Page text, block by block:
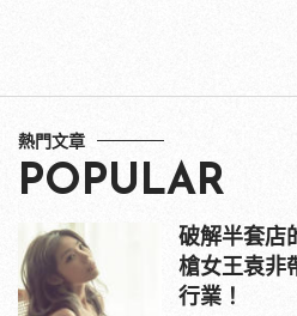
熱門文章
POPULAR
破解半套店
槍女王袁非
行業！